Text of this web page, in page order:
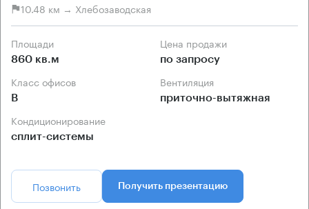
10.48 км → Хлебозаводская
Площади
860 кв.м
Цена продажи
по запросу
Класс офисов
B
Вентиляция
приточно-вытяжная
Кондиционирование
сплит-системы
Позвонить Получить презентацию